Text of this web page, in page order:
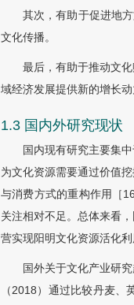
其次，有助于促进地
文化传播。
最后，有助于推动文
域经济发展提供新的增长动
1.3 国内外研究现状
国内现有研究主要集
为文化资源需要通过价值
与消费方式的重构作用［
关注相对不足。总体来看
营实现阳明文化资源活化
国外关于文化产业研
（2018）通过比较丹麦